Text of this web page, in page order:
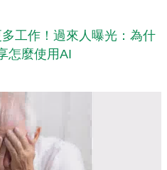
工作！過來人曝光：為什
怎麼使用AI